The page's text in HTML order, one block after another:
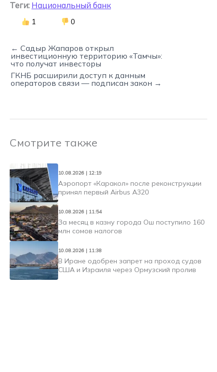
Теги: Национальный банк
1 0
← Садыр Жапаров открыл
инвестиционную территорию «Тамчы»:
что получат инвесторы
ГКНБ расширили доступ к данным
операторов связи — подписан закон →
Смотрите также
10.08.2026 | 12:19
Аэропорт «Каракол» после реконструкции
принял первый Airbus A320
10.08.2026 | 11:54
За месяц в казну города Ош поступило 160
млн сомов налогов
10.08.2026 | 11:38
В Иране одобрен запрет на проход судов
США и Израиля через Ормузский пролив